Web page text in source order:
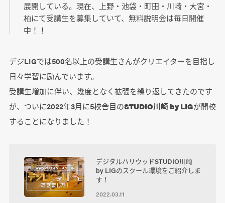
展開している。現在、上野・池袋・町田・川崎・大宮・
柏にて受講生を募集していて、無料説明会は毎日開催
中！！
デジLIGでは500名以上の受講生さんがクリエイターを目指し
日々学習に励んでいます。
受講生増加に伴い、幾度となく拡張を繰り返してきたのです
が、ついに2022年3月に5校舎目のSTUDIO川崎 by LIGが開校
することになりました！
デジタルハリウッドSTUDIO川崎
by LIGのスクール環境をご紹介しま
す！
2022.03.11